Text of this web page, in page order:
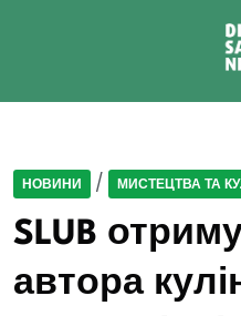
НОВИНИ / МИСТЕЦТВА ТА
SLUB
автора